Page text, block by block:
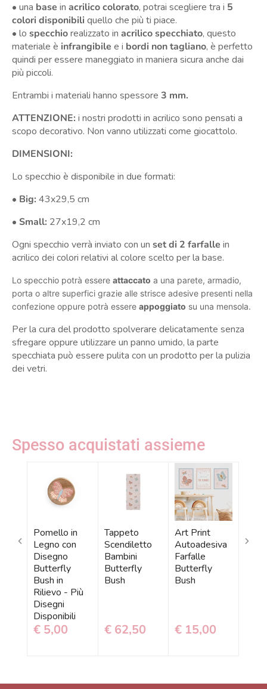
• una base in acrilico colorato, potrai scegliere tra i 5
colori disponibiliquello che più ti piace.
• lo specchiorealizzato in acrilico specchiato, questo
materiale è infrangibile e i bordi non tagliano, è perfetto
quindi per essere maneggiato in maniera sicura anche dai
più piccoli.
Entrambi i materiali hanno spessore 3 mm.
ATTENZIONE: i nostri prodotti in acrilico sono pensati a
scopo decorativo. Non vanno utilizzati come giocattolo.
DIMENSIONI:
Lo specchio è disponibile in due formati:
• Big: 43x29,5 cm
• Small: 27x19,2 cm
Ogni specchio verrà inviato con un set di 2 farfalle in
acrilico dei colori relativi al colore scelto per la base.
Lo specchio potrà essere attaccato a una parete, armadio,
porta o altre superfici grazie alle strisce adesive presenti nella
confezione oppure potrà essere appoggiato su una mensola.
Per la cura del prodotto spolverare delicatamente senza
sfregare oppure utilizzare un panno umido, la parte
specchiata può essere pulita con un prodotto per la pulizia
dei vetri.
Spesso acquistati assieme
Pomello in
Legno con
Disegno
Butterfly
Bush in
Rilievo - Più
Disegni
Disponibili
€ 5,00
Tappeto
Scendiletto
Bambini
Butterfly
Bush
€ 62,50
Art Print
Autoadesiva
Farfalle
Butterfly
Bush
€ 15,00